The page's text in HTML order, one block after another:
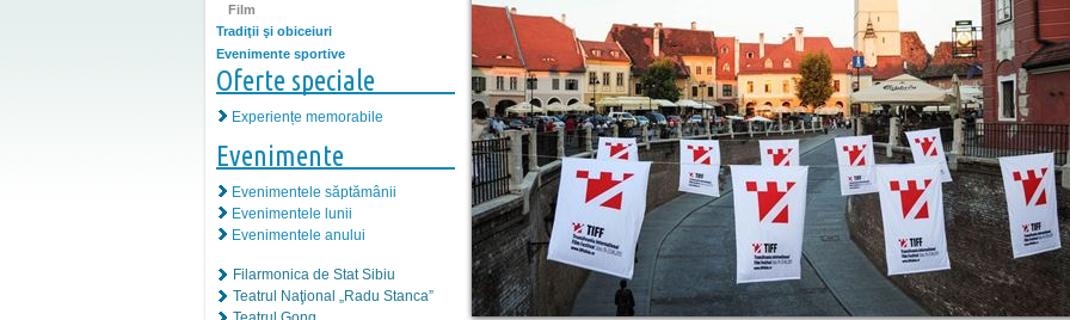
Film
Tradiţii şi obiceiuri
Evenimente sportive
Oferte speciale
Experiențe memorabile
Evenimente
Evenimentele săptămânii
Evenimentele lunii
Evenimentele anului
Filarmonica de Stat Sibiu
Teatrul Naţional „Radu Stanca”